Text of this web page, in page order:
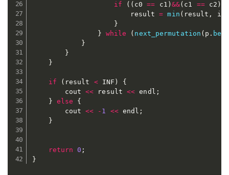
if
( ( c0 == c1 ) &&( c1 == c2 )
						result
= min ( result , i
}
} while ( next_permutation ( p .
}
}
}
if ( result < INF )
{
		cout
<< result << endl ;
} else
{
		cout
<< - 1 << endl ;
}
return 0 ;
}